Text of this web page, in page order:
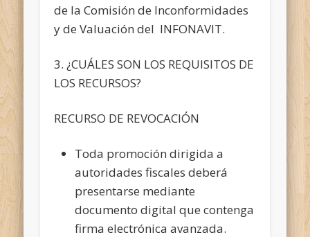
de la Comisión de Inconformidades
y de Valuación del INFONAVIT.
3. ¿CUÁLES SON LOS REQUISITOS DE
LOS RECURSOS?
RECURSO DE REVOCACIÓN
Toda promoción dirigida a
autoridades fiscales deberá
presentarse mediante
documento digital que contenga
firma electrónica avanzada.